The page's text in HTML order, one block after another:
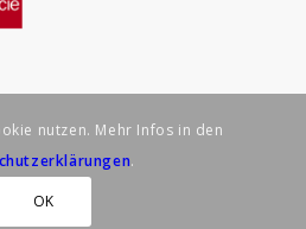
Datenschutzerklärung
nutzen. Mehr Infos in den
.
OK